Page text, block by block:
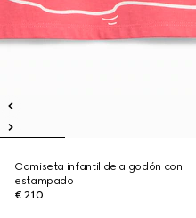
Camiseta infantil de algodón con
estampado
€ 210